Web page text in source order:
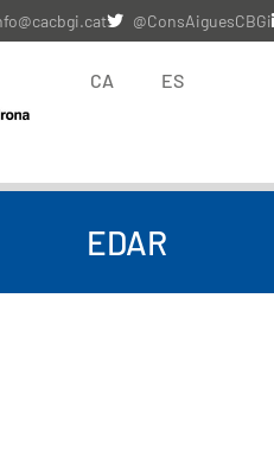
@ConsAiguesCBGi
CA ES
EDAR